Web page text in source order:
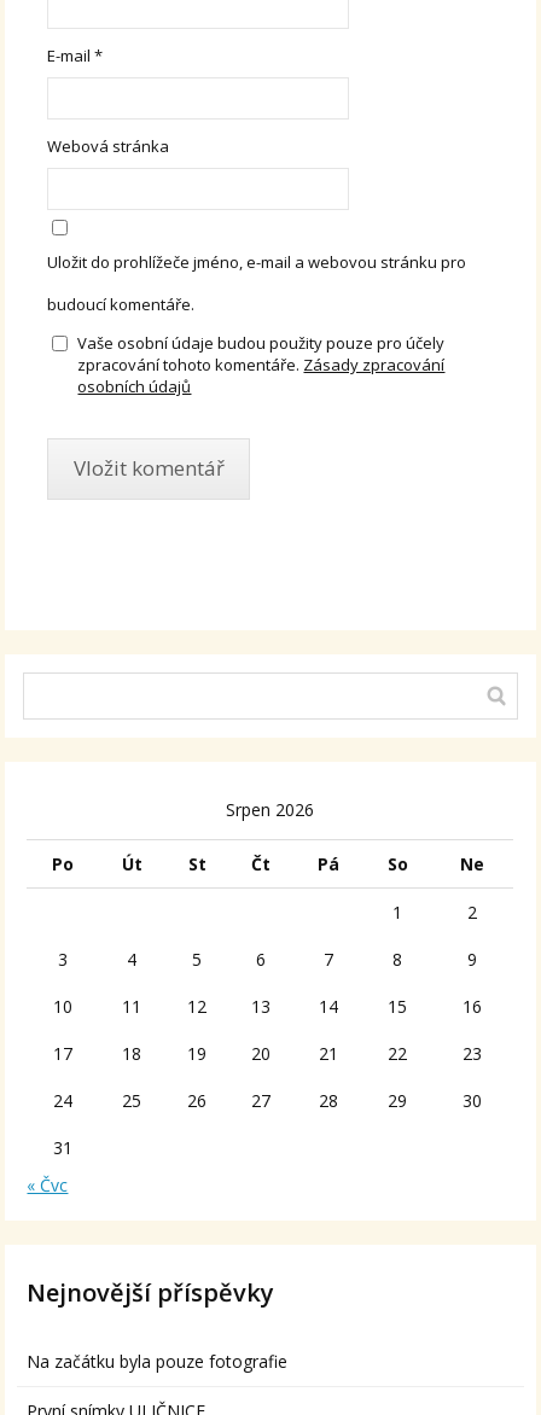
E-mail*
Webová stránka
Uložit do prohlížeče jméno, e-mail a webovou stránku pro
budoucí komentáře.
Vaše osobní údaje budou použity pouze pro účely
zpracování tohoto komentáře. Zásady zpracování
osobních údajů
Srpen 2026
Po Út St Čt Pá So Ne
1 2
3 4 5 6 7 8 9
10 11 12 13 14 15 16
17 18 19 20 21 22 23
24 25 26 27 28 29 30
31
« Čvc
Nejnovější příspěvky
Na začátku byla pouze fotografie